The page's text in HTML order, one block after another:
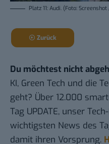
Platz 11: Audi. (Foto: Screenshot
Zurück
Du möchtest nicht
KI, Green Tech und die
geht? Über 12.000
Tag UPDATE, unser
wichtigsten News des
damit ihren Vorsprung.